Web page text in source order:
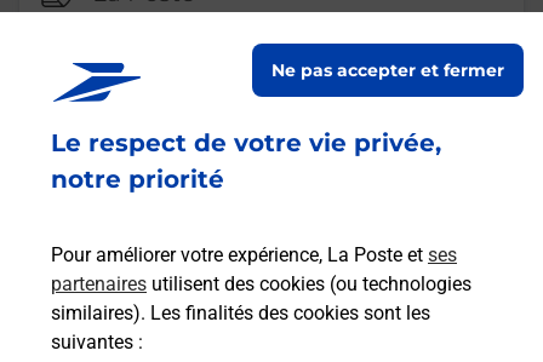
Le respect de votre vie privée,
notre priorité
Pour améliorer votre expérience, La Poste et ses
partenaires utilisent des cookies (ou technologies
similaires). Les finalités des cookies sont les
suivantes :
Ne pas accepter et fermer
Fermeture Temporaire
ZAC LA MORINAIS
35136 ST JACQUES DE LA LANDE
Malin !